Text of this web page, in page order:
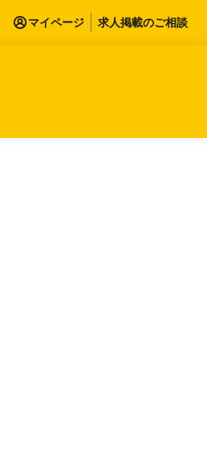
マイページ 求人掲載のご相談